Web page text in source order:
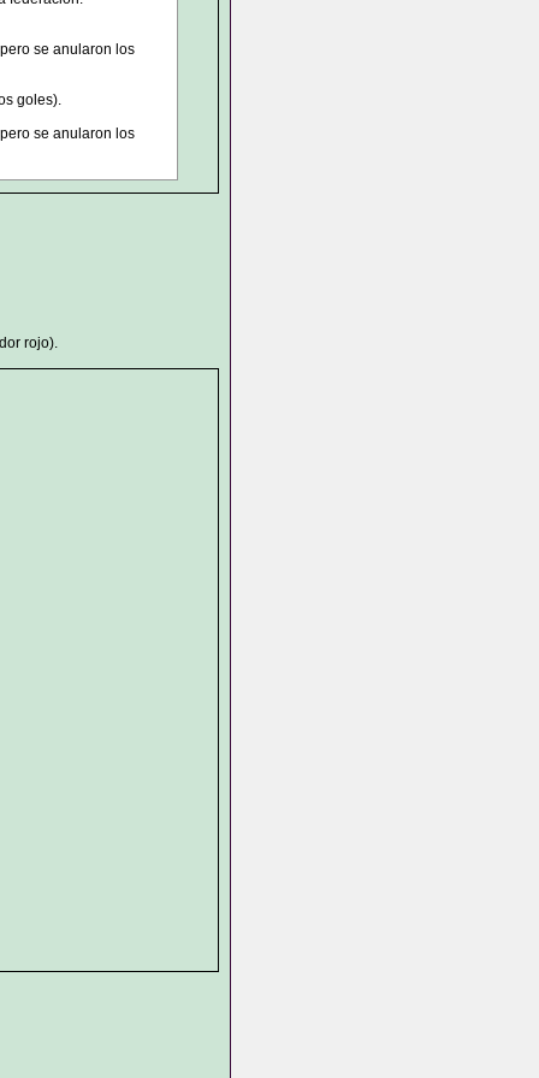
se anularon los
goles).
se anularon los
rojo).